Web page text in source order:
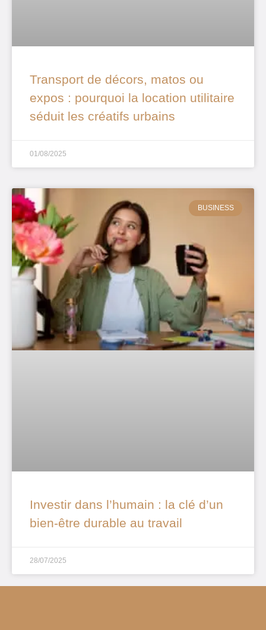
Transport de décors, matos ou
expos : pourquoi la location utilitaire
séduit les créatifs urbains
01/08/2025
BUSINESS
Investir dans l’humain : la clé d’un
bien-être durable au travail
28/07/2025